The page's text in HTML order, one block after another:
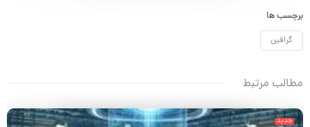
برچسب ها
گرافین
مطالب مرتبط
جدید